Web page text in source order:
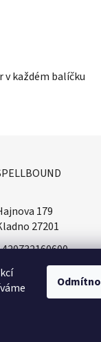
v každém balíčku
179
27201
​info@spellbound.cz